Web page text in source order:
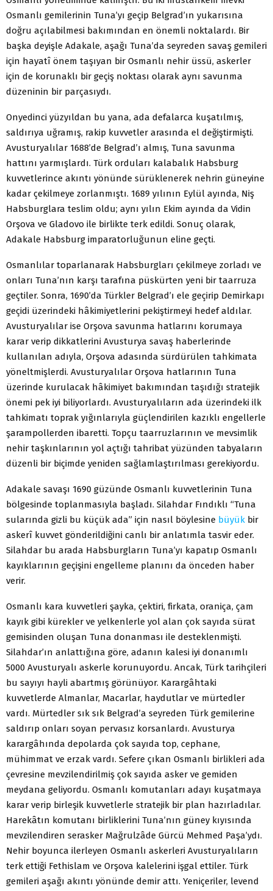
Osmanlı gemilerinin Tuna’yı geçip Belgrad’ın yukarısına
doğru açılabilmesi bakımından en önemli noktalardı. Bir
başka deyişle Adakale, aşağı Tuna’da seyreden savaş gemileri
için hayatî önem taşıyan bir Osmanlı nehir üssü, askerler
için de korunaklı bir geçiş noktası olarak aynı savunma
düzeninin bir parçasıydı.
Onyedinci yüzyıldan bu yana, ada defalarca kuşatılmış,
saldırıya uğramış, rakip kuvvetler arasında el değiştirmişti.
Avusturyalılar 1688’de Belgrad’ı almış, Tuna savunma
hattını yarmışlardı. Türk orduları kalabalık Habsburg
kuvvetlerince akıntı yönünde sürüklenerek nehrin güneyine
kadar çekilmeye zorlanmıştı. 1689 yılının Eylül ayında, Niş
Habsburglara teslim oldu; aynı yılın Ekim ayında da Vidin
Orşova ve Gladovo ile birlikte terk edildi. Sonuç olarak,
Adakale Habsburg imparatorluğunun eline geçti.
Osmanlılar toparlanarak Habsburgları çekilmeye zorladı ve
onları Tuna’nın karşı tarafına püskürten yeni bir taarruza
geçtiler. Sonra, 1690’da Türkler Belgrad’ı ele geçirip Demirkapı
geçidi üzerindeki hâkimiyetlerini pekiştirmeyi hedef aldılar.
Avusturyalılar ise Orşova savunma hatlarını korumaya
karar verip dikkatlerini Avusturya savaş haberlerinde
kullanılan adıyla, Orşova adasında sürdürülen tahkimata
yöneltmişlerdi. Avusturyalılar Orşova hatlarının Tuna
üzerinde kurulacak hâkimiyet bakımından taşıdığı stratejik
önemi pek iyi biliyorlardı. Avusturyalıların ada üzerindeki ilk
tahkimatı toprak yığınlarıyla güçlendirilen kazıklı engellerle
şarampollerden ibaretti. Topçu taarruzlarının ve mevsimlik
nehir taşkınlarının yol açtığı tahribat yüzünden tabyaların
düzenli bir biçimde yeniden sağlamlaştırılması gerekiyordu.
Adakale savaşı 1690 güzünde Osmanlı kuvvetlerinin Tuna
bölgesinde toplanmasıyla başladı. Silahdar Fındıklı “Tuna
sularında gizli bu küçük ada” için nasıl böylesine büyük bir
askerî kuvvet gönderildiğini canlı bir anlatımla tasvir eder.
Silahdar bu arada Habsburgların Tuna’yı kapatıp Osmanlı
kayıklarının geçişini engelleme planını da önceden haber
verir.
Osmanlı kara kuvvetleri şayka, çektiri, firkata, oraniça, çam
kayık gibi kürekler ve yelkenlerle yol alan çok sayıda sürat
gemisinden oluşan Tuna donanması ile desteklenmişti.
Silahdar’ın anlattığına göre, adanın kalesi iyi donanımlı
5000 Avusturyalı askerle korunuyordu. Ancak, Türk tarihçileri
bu sayıyı hayli abartmış görünüyor. Karargâhtaki
kuvvetlerde Almanlar, Macarlar, haydutlar ve mürtedler
vardı. Mürtedler sık sık Belgrad’a seyreden Türk gemilerine
saldırıp onları soyan pervasız korsanlardı. Avusturya
karargâhında depolarda çok sayıda top, cephane,
mühimmat ve erzak vardı. Sefere çıkan Osmanlı birlikleri ada
çevresine mevzilendirilmiş çok sayıda asker ve gemiden
meydana geliyordu. Osmanlı komutanları adayı kuşatmaya
karar verip birleşik kuvvetlerle stratejik bir plan hazırladılar.
Harekâtın komutanı birliklerini Tuna’nın güney kıyısında
mevzilendiren serasker Mağrulzâde Gürcü Mehmed Paşa’ydı.
Nehir boyunca ilerleyen Osmanlı askerleri Avusturyalıların
terk ettiği Fethislam ve Orşova kalelerini işgal ettiler. Türk
gemileri aşağı akıntı yönünde demir attı. Yeniçeriler, levend